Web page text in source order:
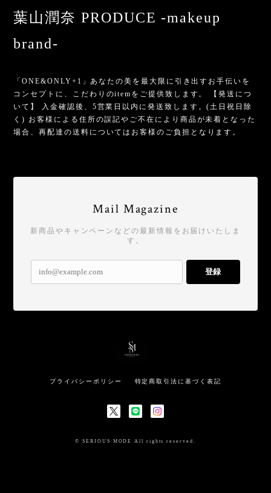
葉山潤奈 PRODUCE -makeup
brand-
「ONE&ONLY+1」あなたの美を最大限に引き出すお手伝いを
コンセプトに、こだわりのitemをご提供致します。 【発送につ
いて】 入金確認後、5営業日以内に発送致します。(土日祝日除
く) お客様による住所の誤記やご不在により商品が未着となった
場合、再配達の送料についてはお客様のご負担となります。
Mail Magazine
新商品やキャンペーンなどの最新情報をお届けいたしま
す。
登録
プライバシーポリシー 特定商取引法に基づく表記
© SERIOUS MODE All rights reserved.